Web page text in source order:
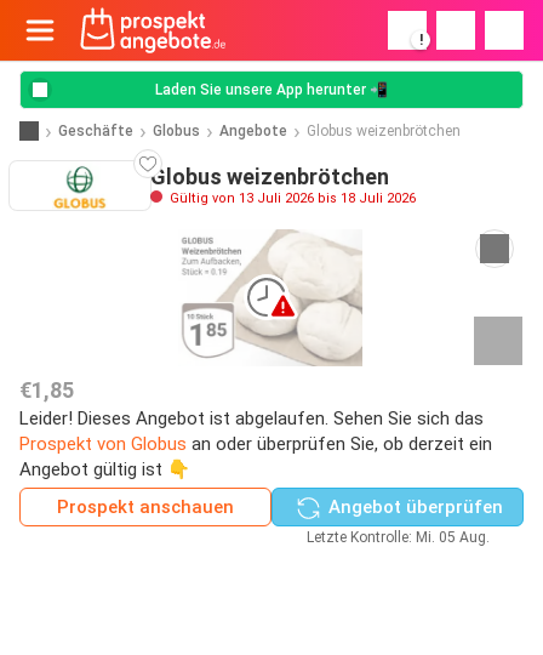
!
Laden Sie unsere App herunter 📲
Geschäfte Globus Angebote Globus weizenbrötchen
Globus weizenbrötchen
Gültig von 13 Juli 2026 bis 18 Juli 2026
€1,85
Leider! Dieses Angebot ist abgelaufen. Sehen Sie sich das
Prospekt von Globus an oder überprüfen Sie, ob derzeit ein
Angebot gültig ist 👇
Prospekt anschauen
Angebot überprüfen
Letzte Kontrolle: Mi. 05 Aug.